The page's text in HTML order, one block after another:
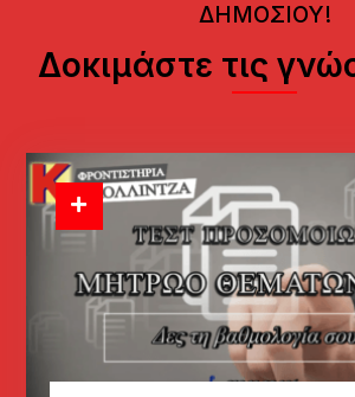
ΔΗΜΟΣΙΟΥ!
Δοκιμάστε τις